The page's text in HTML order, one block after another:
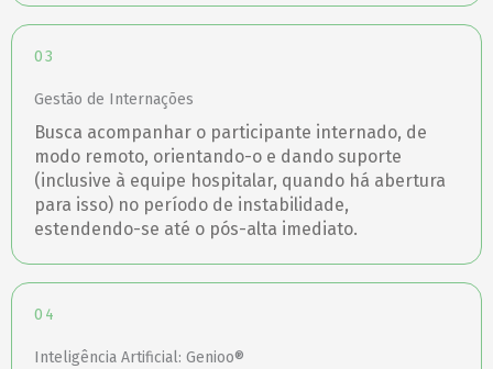
03
Gestão de Internações
Busca acompanhar o participante internado, de
modo remoto, orientando-o e dando suporte
(inclusive à equipe hospitalar, quando há abertura
para isso) no período de instabilidade,
estendendo-se até o pós-alta imediato.
04
Inteligência Artificial: Genioo®